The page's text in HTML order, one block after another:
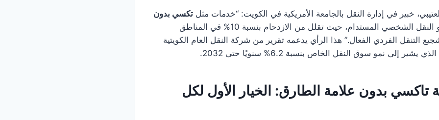
خبير في إدارة النقل بالجامعة الأمريكية في الكويت: “خدمات مثل تكسي بدون
تمثل تحولًا نحو النقل الشخصي المستدام، حيث تقلل من الازدحام بنسبة 10% في المناطق
التنقل الفردي الفعال.” هذا الرأي يدعمه تقرير من شركة النقل العام الكويتية
بدون علامة الطارق: الخيار الأول لكل